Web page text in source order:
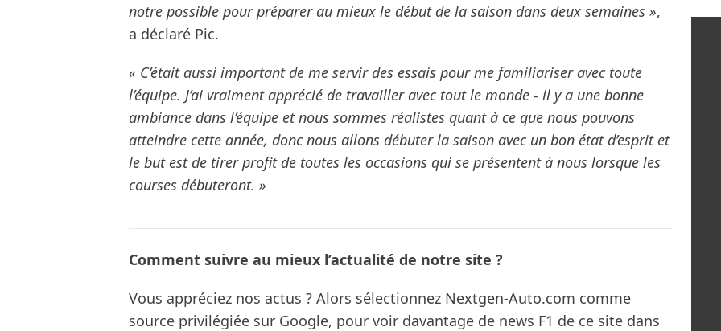
notre possible pour préparer au mieux le début de la saison dans deux semaines »,
a déclaré Pic.
« C’était aussi important de me servir des essais pour me familiariser avec toute
l’équipe. J’ai vraiment apprécié de travailler avec tout le monde - il y a une bonne
ambiance dans l’équipe et nous sommes réalistes quant à ce que nous pouvons
atteindre cette année, donc nous allons débuter la saison avec un bon état d’esprit et
le but est de tirer profit de toutes les occasions qui se présentent à nous lorsque les
courses débuteront. »
Comment suivre au mieux l’actualité de notre site ?
Vous appréciez nos actus ? Alors sélectionnez Nextgen-Auto.com comme
source privilégiée sur Google, pour voir davantage de news F1 de ce site dans